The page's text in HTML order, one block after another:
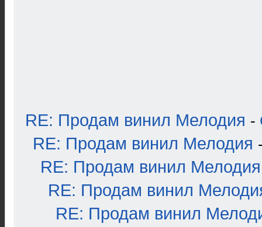
RE: Продам винил Мелодия -
RE: Продам винил Мелодия
RE: Продам винил Мелодия
RE: Продам винил
RE: Продам винил